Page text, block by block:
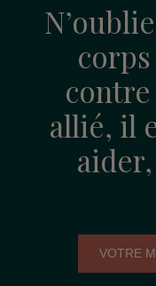
corps
contre
allié, il
VOTRE